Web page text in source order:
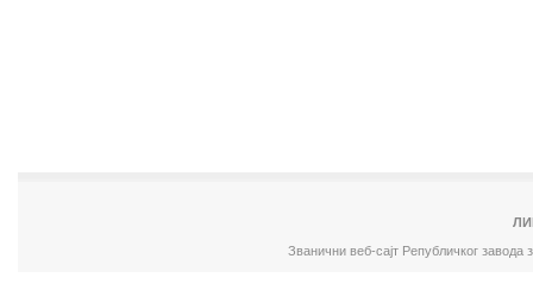
Званични веб-сајт Републичког